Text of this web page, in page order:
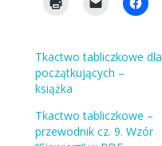
Tkactwo tabliczkowe dla
początkujących –
książka
Tkactwo tabliczkowe –
przewodnik cz. 9. Wzór